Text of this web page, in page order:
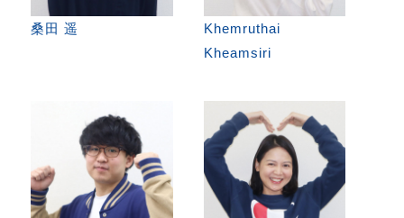
桑田 遥
Khemruthai
Kheamsiri